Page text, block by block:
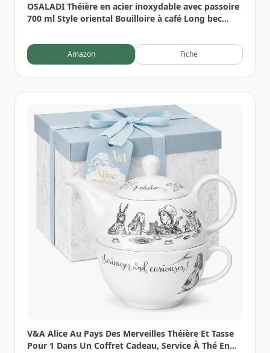
OSALADI Théière en acier inoxydable avec passoire
700 ml Style oriental Bouilloire à café Long bec
Amazon Fiche
V&A Alice Au Pays Des Merveilles Théière Et Tasse
Pour 1 Dans Un Coffret Cadeau, Service À Thé En